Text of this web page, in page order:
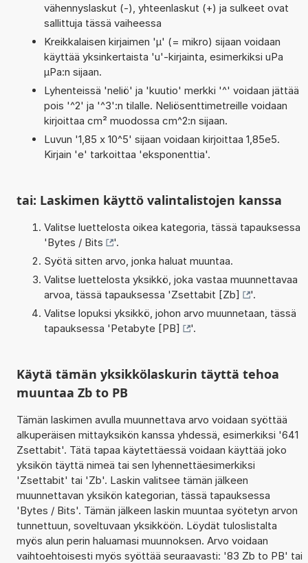
vähennyslaskut (-), yhteenlaskut (+) ja sulkeet ovat
sallittuja tässä vaiheessa
Kreikkalaisen kirjaimen 'µ' (= mikro) sijaan voidaan
käyttää yksinkertaista 'u'-kirjainta, esimerkiksi uPa
µPa:n sijaan.
Lyhenteissä 'neliö' ja 'kuutio' merkki '^' voidaan jättää
pois '^2' ja '^3':n tilalle. Neliösenttimetreille voidaan
kirjoittaa cm² muodossa cm^2:n sijaan.
Luvun '1,85 x 10^5' sijaan voidaan kirjoittaa 1,85e5.
Kirjain 'e' tarkoittaa 'eksponenttia'.
tai: Laskimen käyttö valintalistojen kanssa
Valitse luettelosta oikea kategoria, tässä tapauksessa
'Bytes / Bits
'.
Syötä sitten arvo, jonka haluat muuntaa.
Valitse luettelosta yksikkö, joka vastaa muunnettavaa
arvoa, tässä tapauksessa 'Zsettabit [Zb]
'.
Valitse lopuksi yksikkö, johon arvo muunnetaan, tässä
tapauksessa 'Petabyte [PB] '.
Käytä tämän yksikkölaskurin täyttä tehoa
muuntaa Zb to PB
Tämän laskimen avulla muunnettava arvo voidaan syöttää
alkuperäisen mittayksikön kanssa yhdessä, esimerkiksi '641
Zsettabit'. Tätä tapaa käytettäessä voidaan käyttää joko
yksikön täyttä nimeä tai sen lyhennettäesimerkiksi
'Zsettabit' tai 'Zb'. Laskin valitsee tämän jälkeen
muunnettavan yksikön kategorian, tässä tapauksessa
'Bytes / Bits'. Tämän jälkeen laskin muuntaa syötetyn arvon
tunnettuun, soveltuvaan yksikköön. Löydät tuloslistalta
myös alun perin haluamasi muunnoksen. Arvo voidaan
vaihtoehtoisesti myös syöttää seuraavasti: '83 Zb to PB' tai